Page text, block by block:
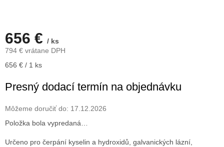
656 € / ks
794 € vrátane DPH
Jednotková
656 € / 1 ks
Presný dodací termín na objednávku
Môžeme doručiť do: 17.12.2026
Položka bola vypredaná…
Určeno pro čerpání kyselin a hydroxidů, galvanických lázní,